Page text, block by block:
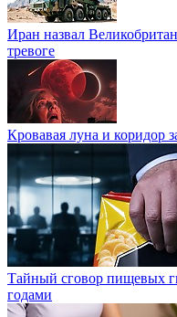
Иран назвал
тревоге
Кровавая луна и коридор
Тайный сговор пищевых
годами